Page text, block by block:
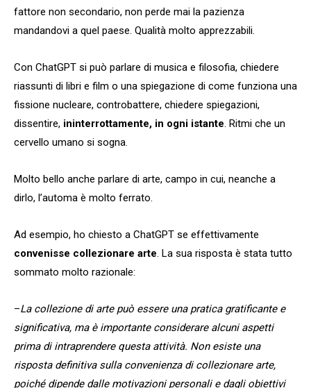
fattore non secondario, non perde mai la pazienza
mandandovi a quel paese. Qualità molto apprezzabili.
Con ChatGPT si può parlare di musica e filosofia, chiedere
riassunti di libri e film o una spiegazione di come funziona una
fissione nucleare, controbattere, chiedere spiegazioni,
dissentire, ininterrottamente, in ogni istante . Ritmi che un
cervello umano si sogna.
Molto bello anche parlare di arte, campo in cui, neanche a
dirlo, l’automa è molto ferrato.
Ad esempio, ho chiesto a ChatGPT se effettivamente
convenisse collezionare arte . La sua risposta è stata tutto
sommato molto razionale:
–La collezione di arte può essere una pratica gratificante e
significativa, ma è importante considerare alcuni aspetti
prima di intraprendere questa attività. Non esiste una
risposta definitiva sulla convenienza di collezionare arte,
poiché dipende dalle motivazioni personali e dagli obiettivi